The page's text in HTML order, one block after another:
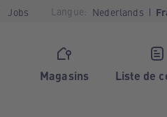
Jobs Langue: Nederlands
Magasins Liste de